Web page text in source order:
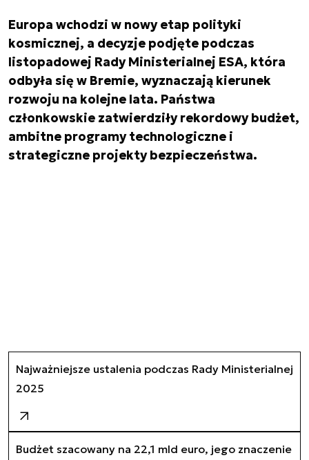
Europa wchodzi w nowy etap polityki
kosmicznej, a decyzje podjęte podczas
listopadowej Rady Ministerialnej ESA, która
odbyła się w Bremie, wyznaczają kierunek
rozwoju na kolejne lata. Państwa
członkowskie zatwierdziły rekordowy budżet,
ambitne programy technologiczne i
strategiczne projekty bezpieczeństwa.
Najważniejsze ustalenia podczas Rady Ministerialnej
2025
Budżet szacowany na 22,1 mld euro, jego znaczenie